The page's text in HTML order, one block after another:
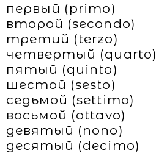
первый (primo)
второй (secondo)
третий (terzo)
четвертый (quarto)
пятый (quinto)
шестой (sesto)
седьмой (settimo)
восьмой (ottavo)
девятый (nono)
десятый (decimo)